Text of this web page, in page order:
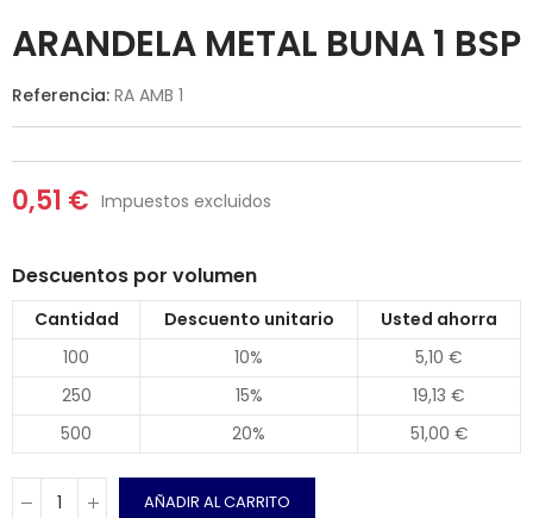
ARANDELA METAL BUNA 1 BSP
Referencia: RA AMB 1
0,51 € Impuestos excluidos
Descuentos por volumen
Cantidad Descuento unitario
Usted ahorra
100
10%
5,10 €
250
15%
19,13 €
500
20% 51,00 €
AÑADIR AL CARRITO